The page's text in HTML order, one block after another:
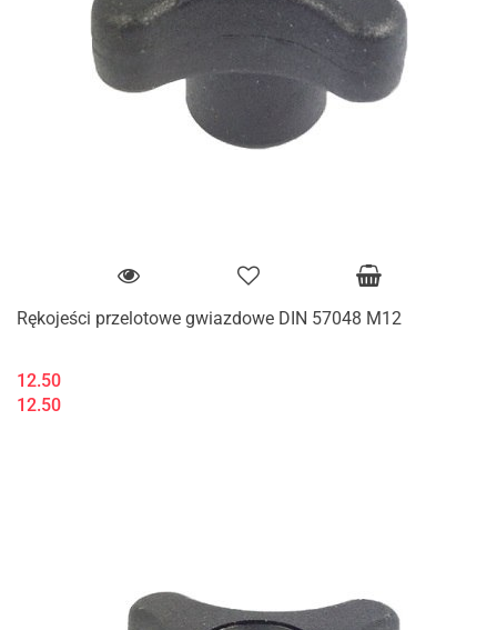
Rękojeści przelotowe gwiazdowe DIN 57048 M12
12.50
12.50